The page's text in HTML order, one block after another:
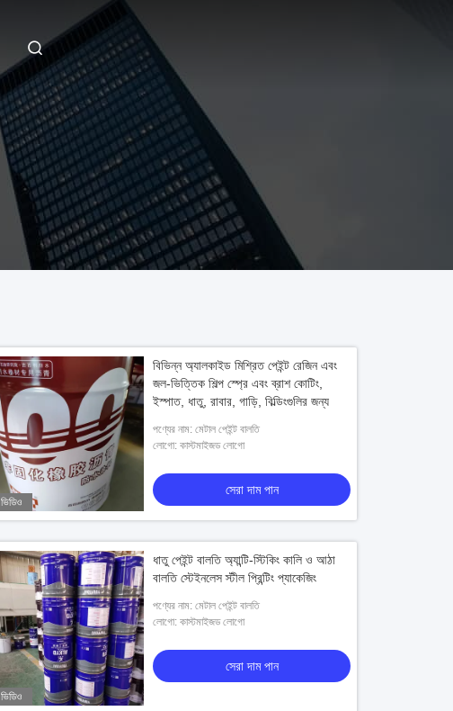
ভিডিও
বিভিন্ন অ্যালকাইড মিশ্রিত পেইন্ট রেজিন এবং
জল-ভিত্তিক শিল্প স্প্রে এবং ব্রাশ কোটিং,
ইস্পাত, ধাতু, রাবার, গাড়ি, বিল্ডিংগুলির জন্য
পণ্যের নাম: মেটাল পেইন্ট বালতি
লোগো: কাস্টমাইজড লোগো
সেরা দাম পান
ভিডিও
ধাতু পেইন্ট বালতি অ্যান্টি-স্টিকিং কালি ও আঠা
বালতি স্টেইনলেস স্টীল প্রিন্টিং প্যাকেজিং
পণ্যের নাম: মেটাল পেইন্ট বালতি
লোগো: কাস্টমাইজড লোগো
সেরা দাম পান